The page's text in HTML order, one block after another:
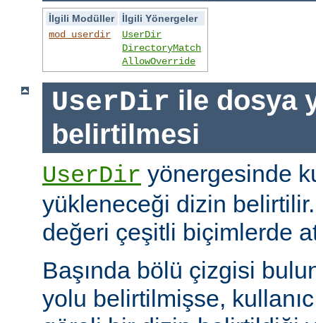
İlgili Modüller
İlgili Yönergeler
mod_userdir
UserDir
DirectoryMatch
AllowOverride
UserDir ile dosya
belirtilmesi
UserDir yönergesinde
yükleneceği dizin
değeri çeşitli biçimlerde
Başında bölü çizgisi
yolu belirtilmişse,